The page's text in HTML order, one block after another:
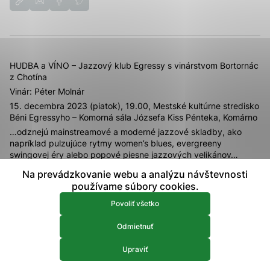
HUDBA a VÍNO – Jazzový klub Egressy s vinárstvom Bortornác
z Chotína
Vinár: Péter Molnár
15. decembra 2023 (piatok), 19.00, Mestské kultúrne stredisko
Béni Egressyho – Komorná sála Józsefa Kiss Pénteka, Komárno
…odznejú mainstreamové a moderné jazzové skladby, ako
napríklad pulzujúce rytmy women’s blues, evergreeny
swingovej éry alebo popové piesne jazzových velikánov…
Vstupenka: 12€ – na mieste, 10€ – s abonentkou
„Sugárka je charizmatická interpretka, výborne narába s
hlasom aj s publikom a jej javiskový prejav je presvedčivý aj
pre menej vnímavé publikum. Sugárka je jednou z
najobľúbenejších speváčok latino jazzu v Maďarsku.“ Parker
Bližšie informácie: Zoltán Hanusz – manažér kultúry, Tel:
Na prevádzkovanie webu a analýzu návštevnosti
používame súbory cookies.
Povoliť všetko
Odmietnuť
Upraviť
prístup k zabezpečeným oblastiam webovej stránky. Bez
Analytické cookies pomáhajú prevádzkovateľovi stránok
pochopiť, ako návštevníci stránok stránku používajú, aby
mohol stránky optimalizovať a ponúknuť im lepšiu
skúsenosť. Všetky dáta sa zbierajú anonymne a nie je
možné ich spojiť s konkrétnou osobou.
Povoliť všetko
Uložiť nastavenia
Viac informácií